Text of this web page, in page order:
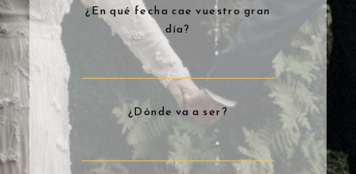
¿En qué fecha cae vuestro gran
día?
¿Dónde va a ser?